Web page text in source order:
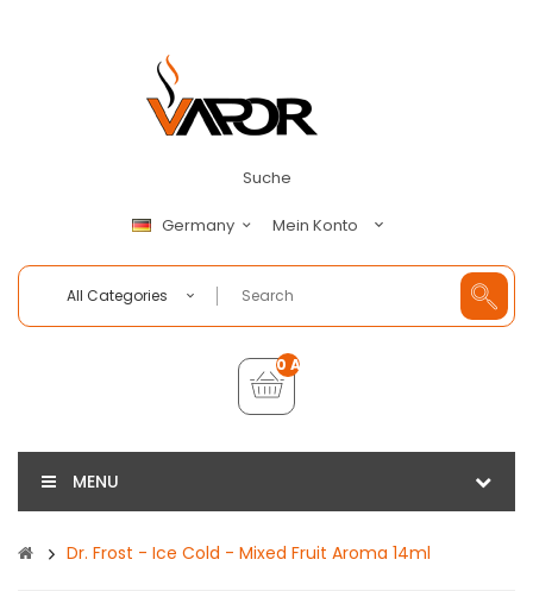
Suche
Germany Mein Konto
All Categories
0 Artikel - €0,00
MENU
Dr. Frost - Ice Cold - Mixed Fruit Aroma 14ml